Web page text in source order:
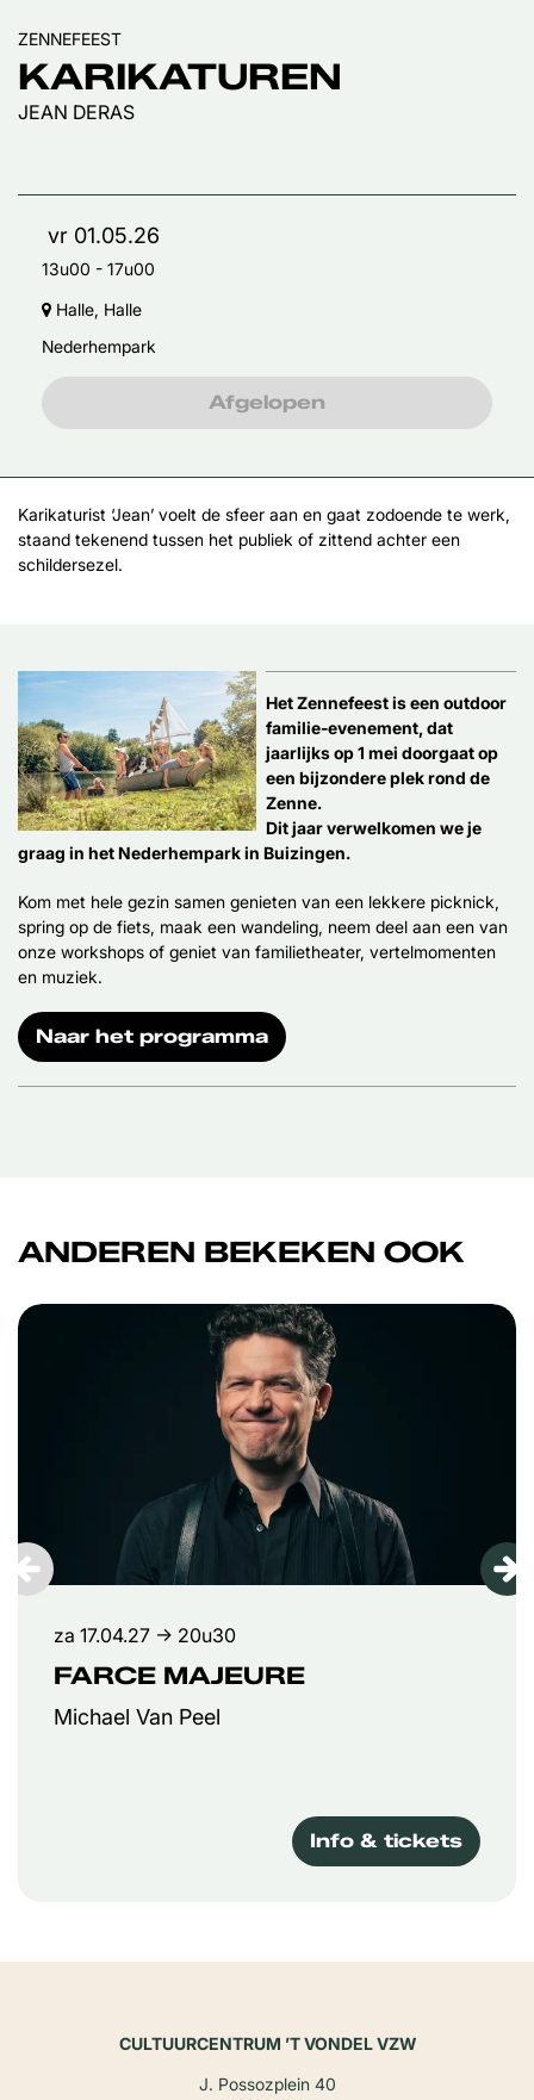
KARIKATUREN
JEAN DERAS
ZENNEFEEST
vr 01.05.26
13u00 - 17u00
Halle, Halle
Nederhempark
Afgelopen
Karikaturist ‘Jean’ voelt de sfeer aan en gaat zodoende te werk,
staand tekenend tussen het publiek of zittend achter een
schildersezel.
Het Zennefeest is een outdoor
familie-evenement, dat
jaarlijks op 1 mei doorgaat op
een bijzondere plek rond de
Zenne.
Dit jaar verwelkomen we je
graag in het Nederhempark in Buizingen.
Kom met hele gezin samen genieten van een lekkere picknick,
spring op de fiets, maak een wandeling, neem deel aan een van
onze workshops of geniet van familietheater, vertelmomenten
en muziek.
Naar het programma
ANDEREN BEKEKEN OOK
Overslaan
FARCE MAJEURE
Michael Van Peel
za 17.04.27 → 20u30
Info & tickets
CULTUURCENTRUM ’T VONDEL VZW
J. Possozplein 40